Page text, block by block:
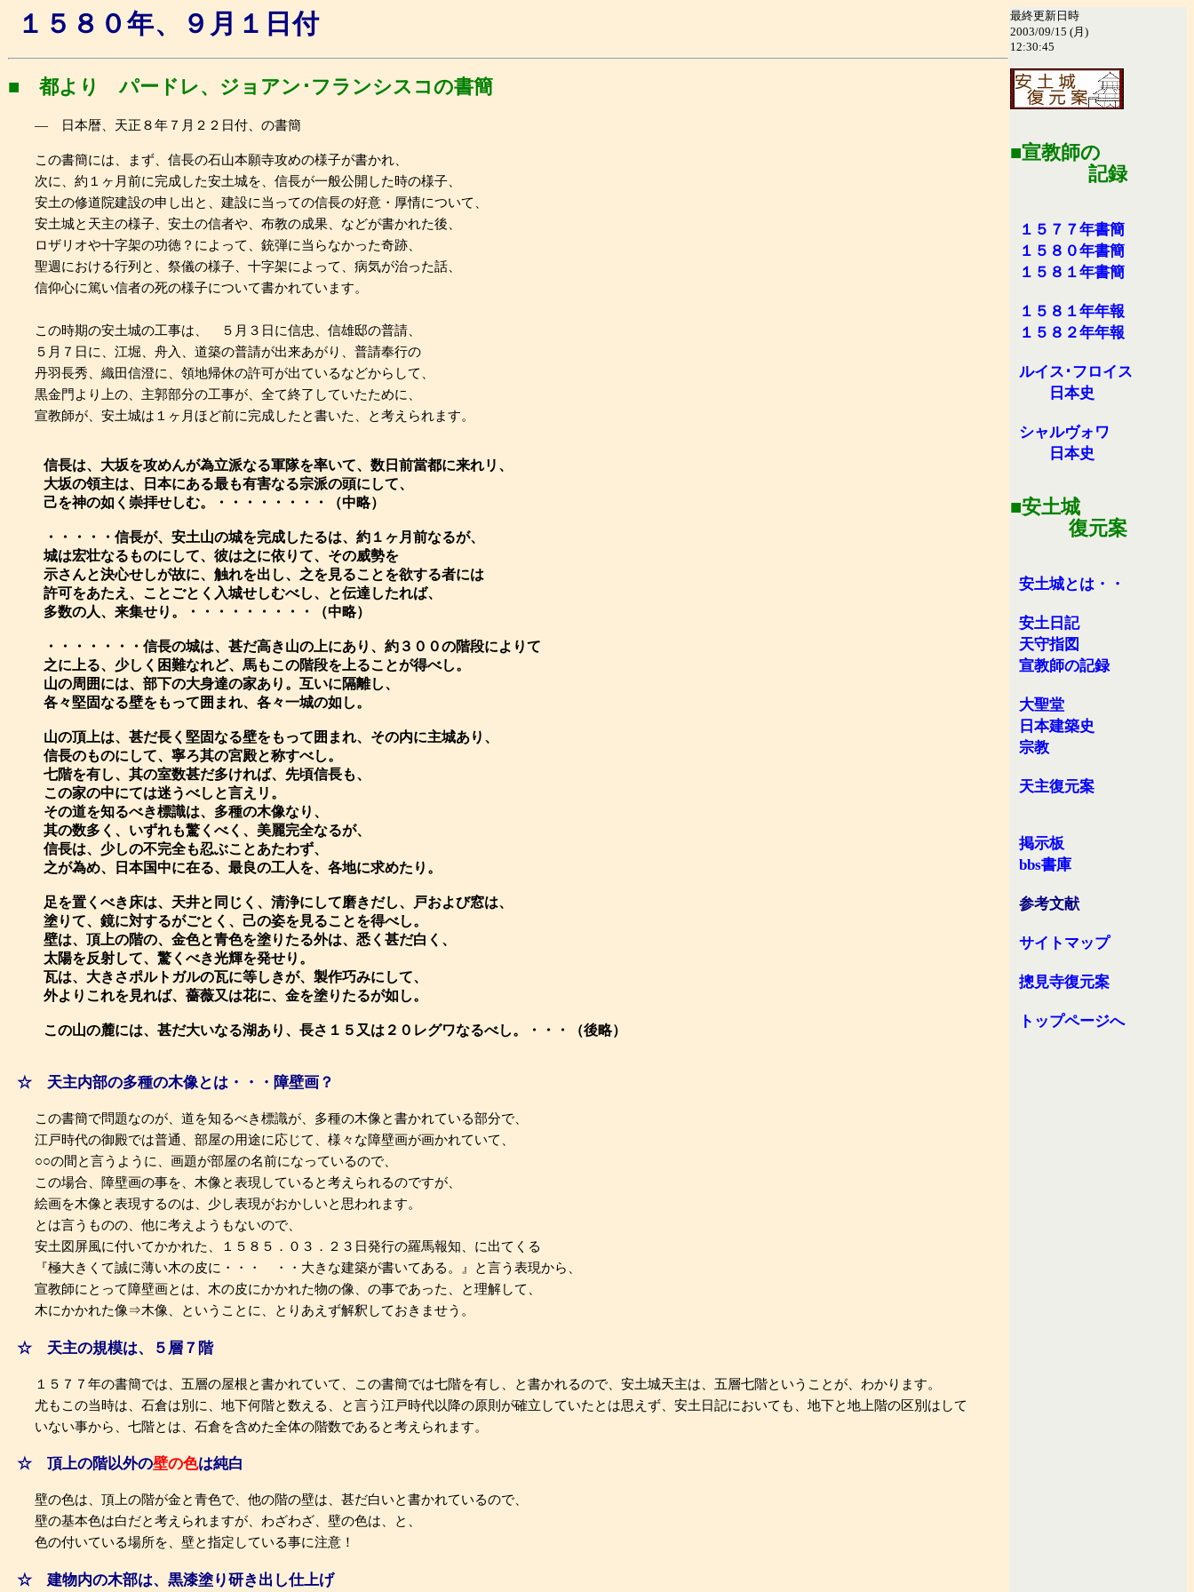
１５８０年、９月１日付
■ 都より パードレ、ジョアン･フランシスコの書簡
― 日本暦、天正８年７月２２日付、の書簡
この書簡には、まず、信長の石山本願寺攻めの様子が書かれ、
次に、約１ヶ月前に完成した安土城を、信長が一般公開した時の様子、
安土の修道院建設の申し出と、建設に当っての信長の好意・厚情について、
安土城と天主の様子、安土の信者や、布教の成果、などが書かれた後、
ロザリオや十字架の功徳？によって、銃弾に当らなかった奇跡、
聖週における行列と、祭儀の様子、十字架によって、病気が治った話、
信仰心に篤い信者の死の様子について書かれています。
この時期の安土城の工事は、 ５月３日に信忠、信雄邸の普請、
５月７日に、江堀、舟入、道築の普請が出来あがり、普請奉行の
丹羽長秀、織田信澄に、領地帰休の許可が出ているなどからして、
黒金門より上の、主郭部分の工事が、全て終了していたために、
宣教師が、安土城は１ヶ月ほど前に完成したと書いた、と考えられます。
信長は、大坂を攻めんが為立派なる軍隊を率いて、数日前當都に来れリ、
大坂の領主は、日本にある最も有害なる宗派の頭にして、
己を神の如く崇拝せしむ。・・・・・・・・（中略）
・・・・・信長が、安土山の城を完成したるは、約１ヶ月前なるが、
城は宏壮なるものにして、彼は之に依りて、その威勢を
示さんと決心せしが故に、触れを出し、之を見ることを欲する者には
許可をあたえ、ことごとく入城せしむべし、と伝達したれば、
多数の人、来集せり。・・・・・・・・・（中略）
・・・・・・・信長の城は、甚だ高き山の上にあり、約３００の階段によりて
之に上る、少しく困難なれど、馬もこの階段を上ることが得べし。
山の周囲には、部下の大身達の家あり。互いに隔離し、
各々堅固なる壁をもって囲まれ、各々一城の如し。
山の頂上は、甚だ長く堅固なる壁をもって囲まれ、その内に主城あり、
信長のものにして、寧ろ其の宮殿と称すべし。
七階を有し、其の室数甚だ多ければ、先頃信長も、
この家の中にては迷うべしと言えリ。
その道を知るべき標識は、多種の木像なり、
其の数多く、いずれも驚くべく、美麗完全なるが、
信長は、少しの不完全も忍ぶことあたわず、
之が為め、日本国中に在る、最良の工人を、各地に求めたり。
足を置くべき床は、天井と同じく、清浄にして磨きだし、戸および窓は、
塗りて、鏡に対するがごとく、己の姿を見ることを得べし。
壁は、頂上の階の、金色と青色を塗りたる外は、悉く甚だ白く、
太陽を反射して、驚くべき光輝を発せり。
瓦は、大きさポルトガルの瓦に等しきが、製作巧みにして、
外よりこれを見れば、薔薇又は花に、金を塗りたるが如し。
この山の麓には、甚だ大いなる湖あり、長さ１５又は２０レグワなるべし。・・・（後略）
☆ 天主内部の多種の木像とは・・・障壁画？
この書簡で問題なのが、道を知るべき標識が、多種の木像と書かれている部分で、
江戸時代の御殿では普通、部屋の用途に応じて、様々な障壁画が画かれていて、
○○の間と言うように、画題が部屋の名前になっているので、
この場合、障壁画の事を、木像と表現していると考えられるのですが、
絵画を木像と表現するのは、少し表現がおかしいと思われます。
とは言うものの、他に考えようもないので、
安土図屏風に付いてかかれた、１５８５．０３．２３日発行の羅馬報知、に出てくる
『極大きくて誠に薄い木の皮に・・・ ・・大きな建築が書いてある。』と言う表現から、
宣教師にとって障壁画とは、木の皮にかかれた物の像、の事であった、と理解して、
木にかかれた像⇒木像、ということに、とりあえず解釈しておきませう。
☆ 天主の規模は、５層７階
１５７７年の書簡では、五層の屋根と書かれていて、この書簡では七階を有し、と書かれるので、安土城天主は、五層七階ということが、わかります。
尤もこの当時は、石倉は別に、地下何階と数える、と言う江戸時代以降の原則が確立していたとは思えず、安土日記においても、地下と地上階の区別はして
いない事から、七階とは、石倉を含めた全体の階数であると考えられます。
☆ 頂上の階以外の壁の色は純白
壁の色は、頂上の階が金と青色で、他の階の壁は、甚だ白いと書かれているので、
壁の基本色は白だと考えられますが、わざわざ、壁の色は、と、
色の付いている場所を、壁と指定している事に注意！
☆ 建物内の木部は、黒漆塗り研き出し仕上げ
最終更新日時
2003/09/15 (月)
12:30:45
■宣教師の
記録
１５７７年書簡
１５８０年書簡
１５８１年書簡
１５８１年年報
１５８２年年報
ルイス･フロイス
日本史
シャルヴォワ
日本史
■安土城
復元案
安土城とは・・
安土日記
天守指図
宣教師の記録
大聖堂
日本建築史
宗教
天主復元案
掲示板
bbs書庫
参考文献
サイトマップ
摠見寺復元案
トップページへ